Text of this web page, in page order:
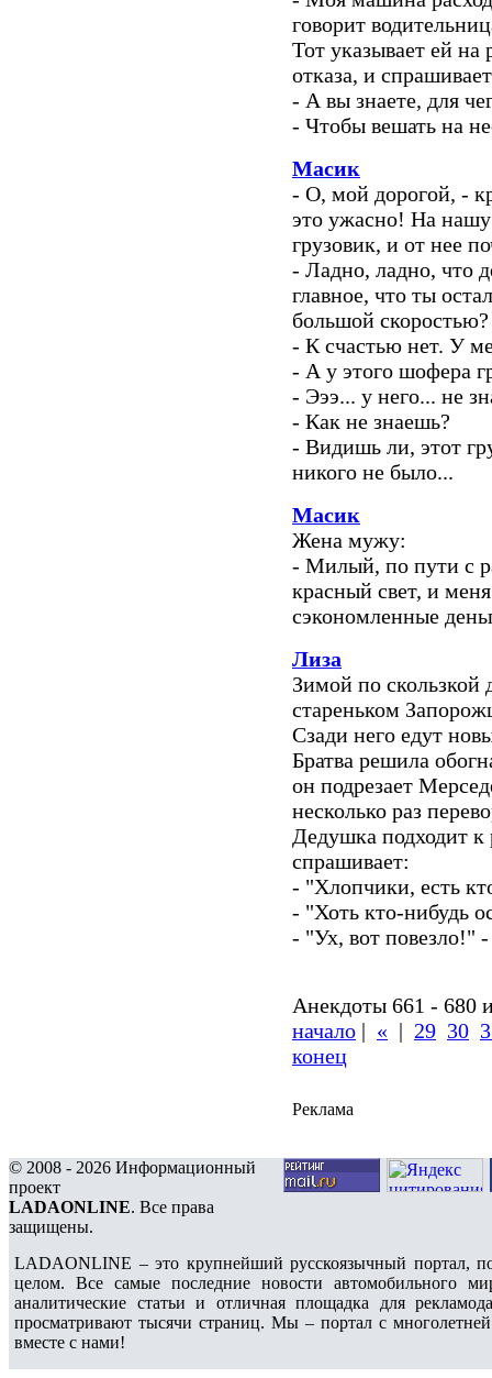
говорит
Тот указывает ей на
отказа, и
- А вы знаете, для
- Чтобы вешать на
Масик
- О, мой дорогой, -
это ужасно! На
грузовик, и от нее
- Ладно, ладно, что
главное, что ты
большой скоростью?
- К счастью нет. У
- А у этого шофера
- Эээ... у него... не
- Как не знаешь?
- Видишь ли, этот
никого не было...
Масик
Жена мужу:
- Милый, по пути с
красный свет, и
сэкономленные
Лиза
Зимой по скользкой
стареньком
Сзади него едут
Братва решила
он подрезает
несколько раз
Дедушка подходит
спрашивает:
- "Хлопчики, есть
- "Хоть кто-нибудь
- "Ух, вот повезло!"
Анекдоты 661 - 680
начало | « | 29 30
конец
Реклама
© 2008 - 2026 Информационный
проект
LADAONLINE. Все права
защищены.
LADAONLINE – это крупнейший русскоязычный портал,
целом. Все самые последние новости автомобильного
аналитические статьи и отличная площадка для
просматривают тысячи страниц. Мы – портал с
вместе с нами!